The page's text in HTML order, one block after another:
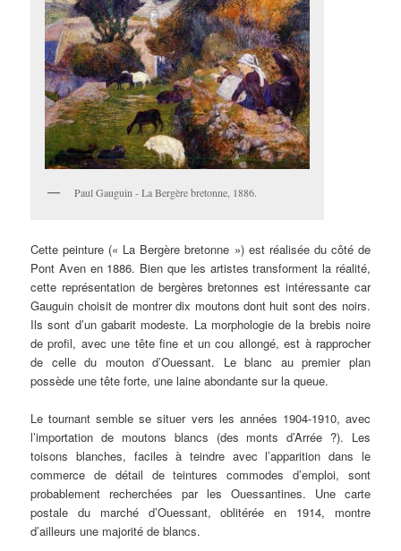
Paul Gauguin - La Bergère bretonne, 1886.
Cette peinture (« La Bergère bretonne ») est réalisée du côté de
Pont Aven en 1886. Bien que les artistes transforment la réalité,
cette représentation de bergères bretonnes est intéressante car
Gauguin choisit de montrer dix moutons dont huit sont des noirs.
Ils sont d’un gabarit modeste. La morphologie de la brebis noire
de profil, avec une tête fine et un cou allongé, est à rapprocher
de celle du mouton d’Ouessant. Le blanc au premier plan
possède une tête forte, une laine abondante sur la queue.
Le tournant semble se situer vers les années 1904-1910, avec
l’importation de moutons blancs (des monts d’Arrée ?). Les
toisons blanches, faciles à teindre avec l’apparition dans le
commerce de détail de teintures commodes d’emploi, sont
probablement recherchées par les Ouessantines. Une carte
postale du marché d’Ouessant, oblitérée en 1914, montre
d’ailleurs une majorité de blancs.